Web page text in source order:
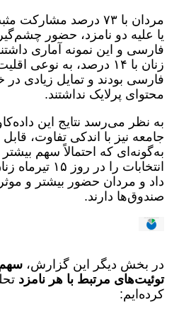
مردان با ۷۳ درصد
یا علیه دو نامزد، حضور
فارسی و این نمونه آماری
زنان با ۱۴ درصد، به نوعی
فارسی بودند و تمایل زیادی
محتوای پرلایک نداشتند.
به نظر می‌رسد نتایج این
جامعه نیز با اندکی تفاوت،
به‌گونه‌ای که احتمالاً سهم
انتخابات را در
داد و مردان حضور بیشتر و
صندوق‌ها دارند.
در بخش دیگر این گزارش،
توئیت‌های مرتبط با هر نامزد
کرده‌ایم: